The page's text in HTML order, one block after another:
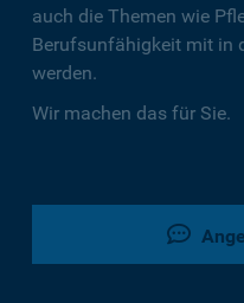
auch die Themen wie
Berufsunfähigkeit mit in
werden.
Wir machen das für Sie.